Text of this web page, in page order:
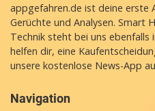
appgefahren.de ist deine erste
Gerüchte und Analysen. Smart
Technik steht bei uns ebenfalls
helfen dir, eine
unsere kostenlose News-App
Navigation